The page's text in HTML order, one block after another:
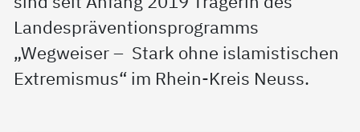
Landespräventionsprogramms
„Wegweiser – Stark ohne islamistischen
Extremismus“ im Rhein-Kreis Neuss.